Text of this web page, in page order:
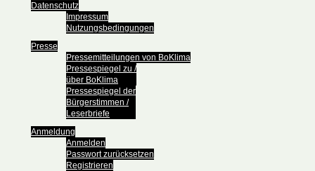
Datenschutz
Impressum
Nutzungsbedingungen
Presse
Pressemitteilungen von BoKlima
Pressespiegel zu /
über BoKlima
Pressespiegel der
Bürgerstimmen /
Leserbriefe
Anmeldung
Anmelden
Passwort zurücksetzen
Registrieren